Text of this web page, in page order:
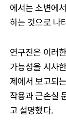
에서는 소변에
하는 것으로 나
연구진은 이러
가능성을 시사
제에서 보고되
작용과 근손실
고 설명했다.